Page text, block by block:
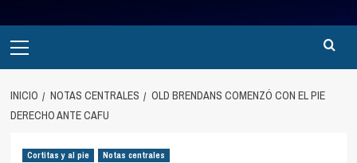
principal
INICIO NOTAS CENTRALES
OLD BRENDANS COMENZÓ CON EL PIE
DERECHO ANTE CAFU
Cortitas y al pie Notas centrales